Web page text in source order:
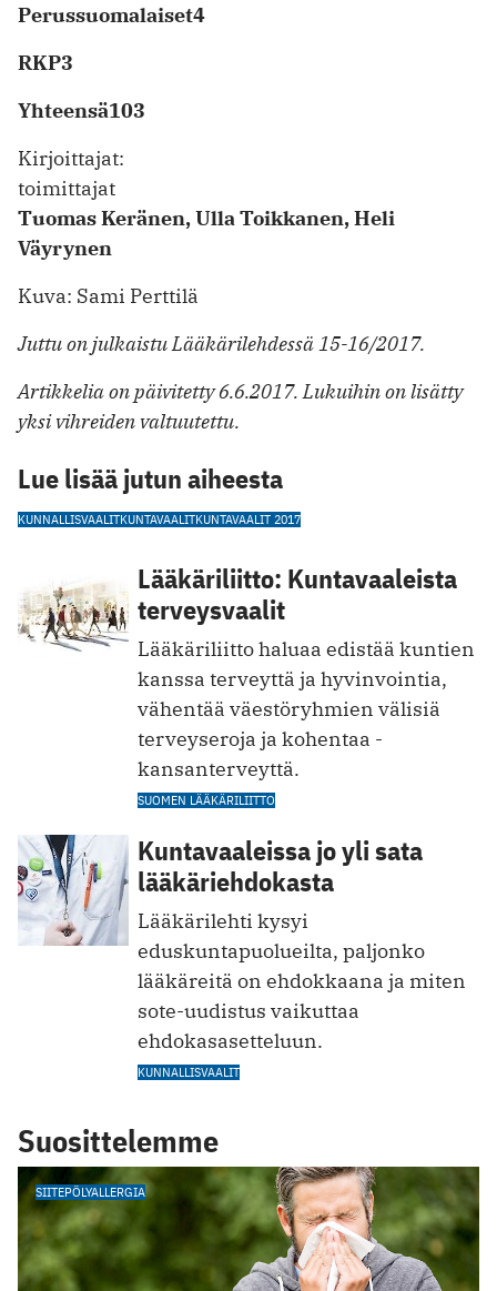
Perussuomalaiset4
RKP3
Yhteensä103
Kirjoittajat:
toimittajat
Tuomas Keränen, Ulla Toikkanen, Heli
Väyrynen
Kuva: Sami Perttilä
Juttu on julkaistu Lääkärilehdessä 15-16/2017.
Artikkelia on päivitetty 6.6.2017. Lukuihin on lisätty
yksi vihreiden valtuutettu.
Lue lisää jutun aiheesta
KUNNALLISVAALITKUNTAVAALITKUNTAVAALIT 2017
Lääkäriliitto: Kuntavaaleista
terveysvaalit
Lääkäriliitto haluaa edistää kuntien
kanssa ­terveyttä ja ­hyvinvointia,
vähentää väestö­ryhmien välisiä
terveyseroja ja kohentaa ­
kansanterveyttä.
SUOMEN LÄÄKÄRILIITTO
Kuntavaaleissa jo yli sata
lääkäriehdokasta
Lääkärilehti kysyi
eduskuntapuolueilta, paljonko
lääkäreitä on ehdokkaana ja miten
sote-uudistus vaikuttaa
ehdokasasetteluun.
KUNNALLISVAALIT
Suosittelemme
SIITEPÖLYALLERGIA